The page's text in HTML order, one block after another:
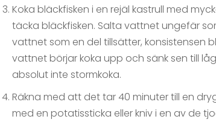
Koka bläckfisken i en rejäl kastrull med
täcka bläckfisken. Salta vattnet ungefär
vattnet som en del tillsätter, konsistensen
vattnet börjar koka upp och sänk sen till
absolut inte stormkoka.
Räkna med att det tar 40 minuter till en
med en potatissticka eller kniv i en av de